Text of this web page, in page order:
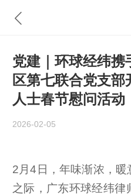
党建｜环球经纬携
区第七联合党支
人士春节慰问活动
2026-02-05
2月4日，年味渐浓，
之际，广东环球经纬